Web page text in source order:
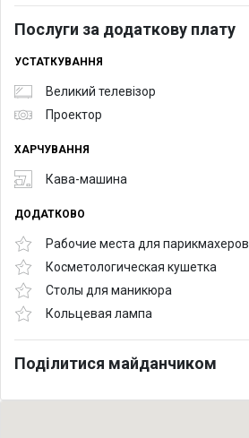
Послуги за додаткову плату
УСТАТКУВАННЯ
Великий телевізор
Проектор
ХАРЧУВАННЯ
Кава-машина
ДОДАТКОВО
Рабочие места для парикмахеров
Косметологическая кушетка
Столы для маникюра
Кольцевая лампа
Поділитися майданчиком